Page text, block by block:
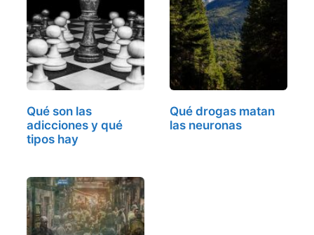
Qué son las
adicciones y qué
tipos hay
Qué drogas matan
las neuronas